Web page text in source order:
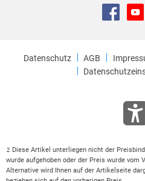
Datenschutz AGB
2
Diese Artikel unterliegen nicht der
wurde aufgehoben oder der Preis wurde vom
Alternative wird Ihnen auf der Artikelseite